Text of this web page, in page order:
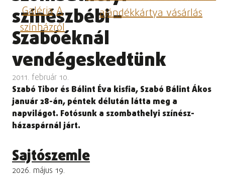
GalériaA
színházról
ajándékkártya vásárlás
színészbébi –
Szabóéknál
vendégeskedtünk
2011. február 10.
Szabó Tibor és Bálint Éva kisfia, Szabó Bálint Ákos
január 28-án, péntek délután látta meg a
napvilágot. Fotósunk a szombathelyi színész-
házaspárnál járt.
Sajtószemle
2026. május 19.